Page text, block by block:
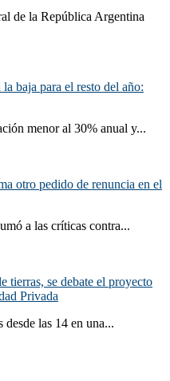
de la República Argentina
baja para el resto del año:
menor al 30% anual y...
otro pedido de renuncia en el
a las críticas contra...
tierras, se debate el proyecto
Privada
desde las 14 en una...